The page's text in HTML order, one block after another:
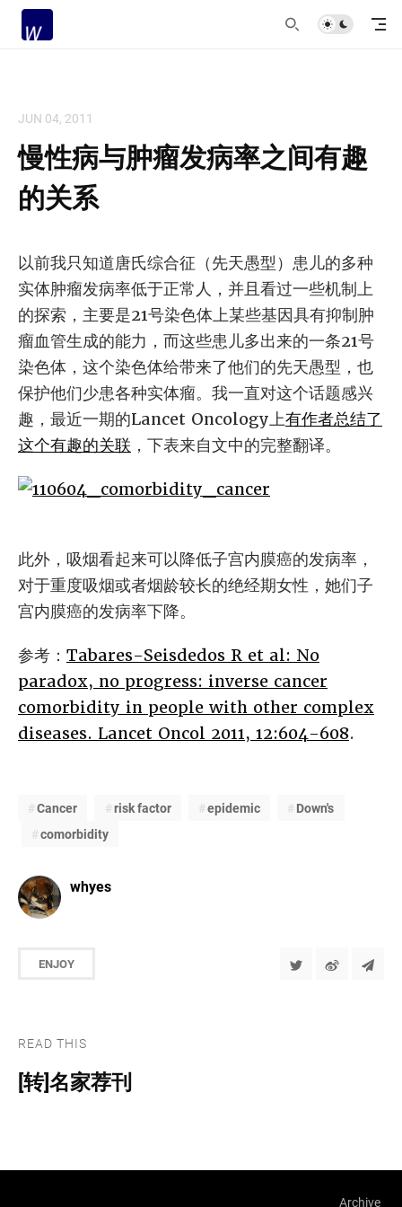
JUN 04, 2011
慢性病与肿瘤发病率之间有趣
的关系
以前我只知道唐氏综合征（先天愚型）患儿的多种
实体肿瘤发病率低于正常人，并且看过一些机制上
的探索，主要是21号染色体上某些基因具有抑制肿
瘤血管生成的能力，而这些患儿多出来的一条21号
染色体，这个染色体给带来了他们的先天愚型，也
保护他们少患各种实体瘤。我一直对这个话题感兴
趣，最近一期的Lancet Oncology上有作者总结了
这个有趣的关联 ，下表来自文中的完整翻译。
此外，吸烟看起来可以降低子宫内膜癌的发病率，
对于重度吸烟或者烟龄较长的绝经期女性，她们子
宫内膜癌的发病率下降。
参考： Tabares-Seisdedos R et al: No
paradox, no progress: inverse cancer
comorbidity in people with other complex
diseases. Lancet Oncol 2011, 12:604-608.
Cancer risk factor epidemic
Down's
comorbidity
whyes
ENJOY
READ THIS
[转]名家荐刊
Archive